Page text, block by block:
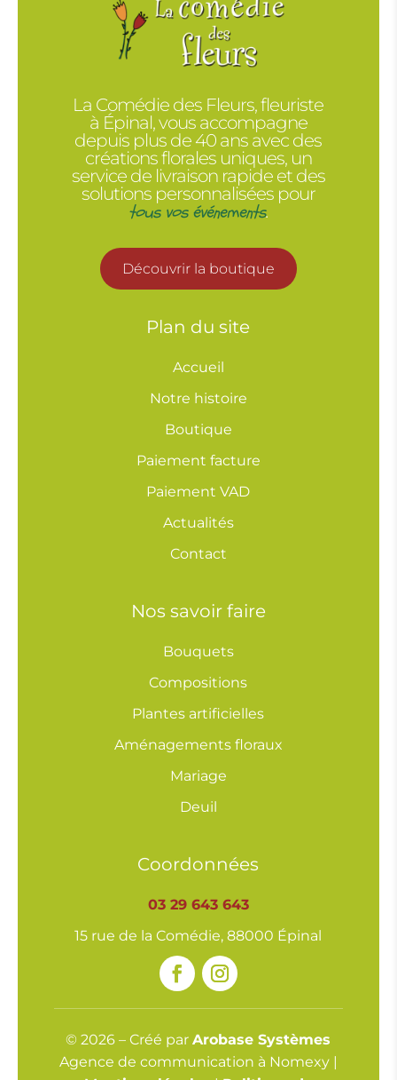
La Comédie des Fleurs, fleuriste
à Épinal, vous accompagne
depuis plus de 40 ans avec des
créations florales uniques, un
service de livraison rapide et des
solutions personnalisées pour
tous vos événements.
Découvrir la boutique
Plan du site
Accueil
Notre histoire
Boutique
Paiement facture
Paiement VAD
Actualités
Contact
Nos savoir faire
Bouquets
Compositions
Plantes artificielles
Aménagements floraux
Mariage
Deuil
Coordonnées
03 29 643 643
15 rue de la Comédie, 88000 Épinal
© 2026 – Créé parArobase Systèmes
Agence de communication à Nomexy |